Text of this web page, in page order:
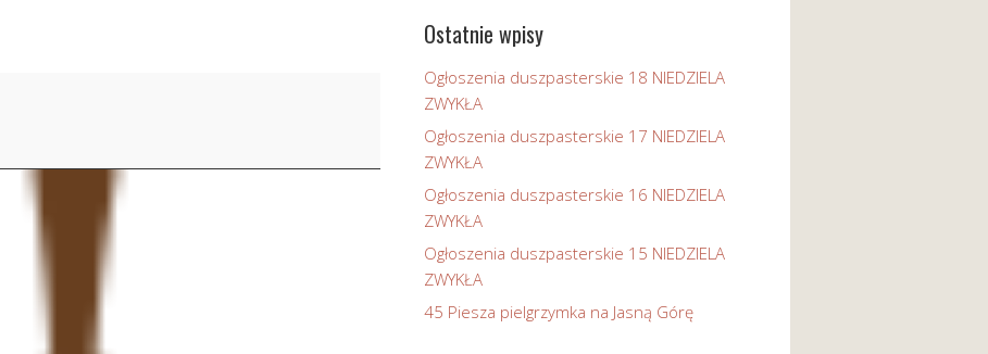
Ostatnie wpisy
Ogłoszenia duszpasterskie 18 NIEDZIELA
ZWYKŁA
Ogłoszenia duszpasterskie 17 NIEDZIELA
ZWYKŁA
Ogłoszenia duszpasterskie 16 NIEDZIELA
ZWYKŁA
Ogłoszenia duszpasterskie 15 NIEDZIELA
ZWYKŁA
45 Piesza pielgrzymka na Jasną Górę